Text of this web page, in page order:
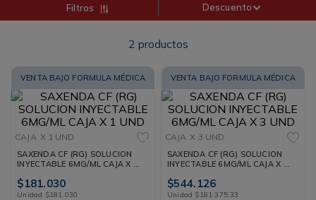
Filtros Descuento
2 productos
VENTA BAJO FORMULA MÉDICA
CAJA X 1 UND
SAXENDA CF (RG) SOLUCION
INYECTABLE 6MG/ML CAJA X 1
$181.030
Unidad $181 030
VENTA BAJO FORMULA MÉDICA
CAJA X 3 UND
SAXENDA CF (RG) SOLUCION
INYECTABLE 6MG/ML CAJA X 3
$544. 126
Unidad $181 375 33